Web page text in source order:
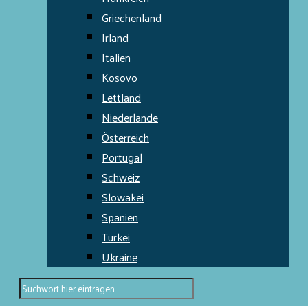
Griechenland
Irland
Italien
Kosovo
Lettland
Niederlande
Österreich
Portugal
Schweiz
Slowakei
Spanien
Türkei
Ukraine